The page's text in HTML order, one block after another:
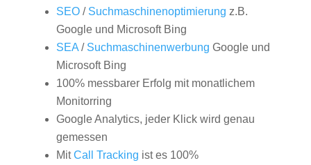
SEO/ Suchmaschinenoptimierung z.B.
Google und Microsoft Bing
SEA/ Suchmaschinenwerbung Google und
Microsoft Bing
100% messbarer Erfolg mit monatlichem
Monitorring
Google Analytics, jeder Klick wird genau
gemessen
MitCall Tracking ist es 100%